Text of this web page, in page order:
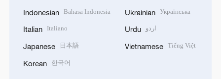
Indonesian Bahasa Indonesia
Italian Italiano
Japanese 日本語
Korean 한국어
Ukrainian Українська
Urdu اردو
Vietnamese Tiếng Việt